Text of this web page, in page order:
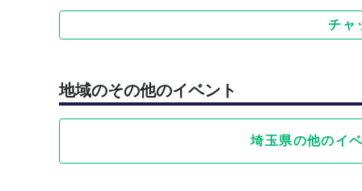
・久喜市合同大会など
関東ピックルズをきっかけにピックルボールが日本
全力で頑張ります👍応援よろしくお願いします🙇
私たち関東ピックルズは関東ピックルズという団
チャ
地域のその他のイベント
埼玉県の他のイ